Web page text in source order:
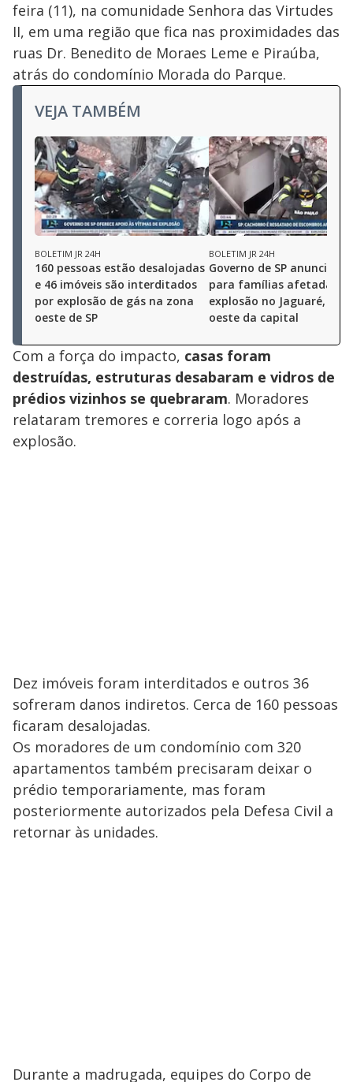
feira (11), na comunidade Senhora das Virtudes
II, em uma região que fica nas proximidades das
ruas Dr. Benedito de Moraes Leme e Piraúba,
atrás do condomínio Morada do Parque.
VEJA TAMBÉM
BOLETIM JR 24H
160 pessoas estão desalojadas
e 46 imóveis são interditados
por explosão de gás na zona
oeste de SP
BOLETIM JR 24H
Governo de SP anuncia
para famílias afetadas
explosão no Jaguaré,
oeste da capital
Com a força do impacto, casas foram
destruídas, estruturas desabaram e vidros de
prédios vizinhos se quebraram. Moradores
relataram tremores e correria logo após a
explosão.
Dez imóveis foram interditados e outros 36
sofreram danos indiretos. Cerca de 160 pessoas
ficaram desalojadas.
Os moradores de um condomínio com 320
apartamentos também precisaram deixar o
prédio temporariamente, mas foram
posteriormente autorizados pela Defesa Civil a
retornar às unidades.
Durante a madrugada, equipes do Corpo de